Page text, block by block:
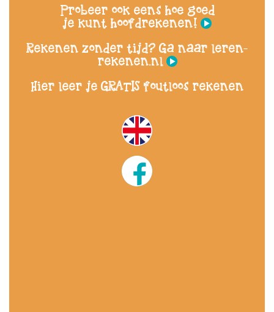
Probeer ook eens hoe goed
je kunt hoofdrekenen!
Rekenen zonder tijd? Ga naar leren-
rekenen.nl
Hier leer je GRATIS foutloos rekenen